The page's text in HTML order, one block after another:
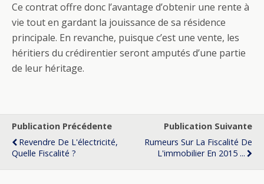
Ce contrat offre donc l’avantage d’obtenir une rente à
vie tout en gardant la jouissance de sa résidence
principale. En revanche, puisque c’est une vente, les
héritiers du crédirentier seront amputés d’une partie
de leur héritage.
Publication Précédente
Revendre De L'électricité,
Quelle Fiscalité ?
Publication Suivante
Rumeurs Sur La Fiscalité De
L'immobilier En 2015 ...